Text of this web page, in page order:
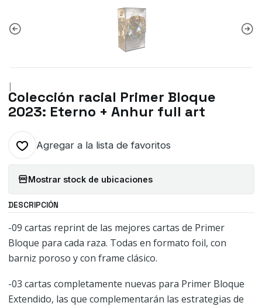
|
Colección racial Primer Bloque
2023: Eterno + Anhur full art
Agregar a la lista de favoritos
Mostrar stock de ubicaciones
DESCRIPCIÓN
-09 cartas reprint de las mejores cartas de Primer
Bloque para cada raza. Todas en formato foil, con
barniz poroso y con frame clásico.
-03 cartas completamente nuevas para Primer Bloque
Extendido, las que complementarán las estrategias de